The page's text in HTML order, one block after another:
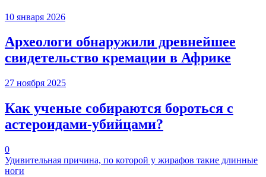
10 января 2026
Археологи обнаружили древнейшее
свидетельство кремации в Африке
27 ноября 2025
Как ученые собираются бороться с
астероидами-убийцами?
0
Удивительная причина, по которой у жирафов такие длинные
ноги